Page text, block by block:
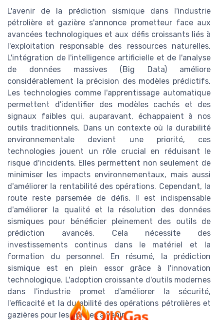
L'avenir de la prédiction sismique dans l'industrie
pétrolière et gazière s'annonce prometteur face aux
avancées technologiques et aux défis croissants liés à
l'exploitation responsable des ressources naturelles.
L'intégration de l'intelligence artificielle et de l'analyse
de données massives (Big Data) améliore
considérablement la précision des modèles prédictifs.
Les technologies comme l'apprentissage automatique
permettent d'identifier des modèles cachés et des
signaux faibles qui, auparavant, échappaient à nos
outils traditionnels. Dans un contexte où la durabilité
environnementale devient une priorité, ces
technologies jouent un rôle crucial en réduisant le
risque d'incidents. Elles permettent non seulement de
minimiser les impacts environnementaux, mais aussi
d'améliorer la rentabilité des opérations. Cependant, la
route reste parsemée de défis. Il est indispensable
d'améliorer la qualité et la résolution des données
sismiques pour bénéficier pleinement des outils de
prédiction avancés. Cela nécessite des
investissements continus dans le matériel et la
formation du personnel. En résumé, la prédiction
sismique est en plein essor grâce à l'innovation
technologique. L'adoption croissante d'outils modernes
dans l'industrie promet d'améliorer la sécurité,
l'efficacité et la durabilité des opérations pétrolières et
gazières pour les années à venir.